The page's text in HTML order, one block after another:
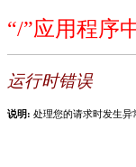
“/”应用程序
运行时错误
说明: 处理您的请求时发生异